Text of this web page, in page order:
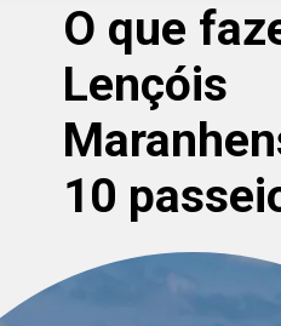
O que
Lençóis
10